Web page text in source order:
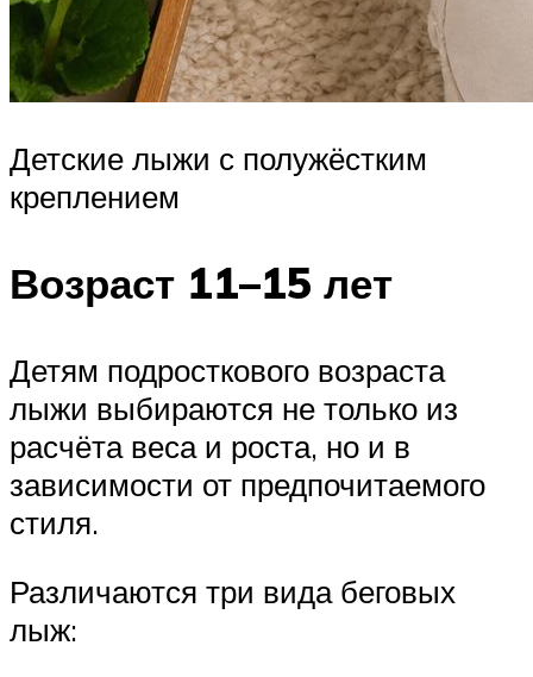
Детские лыжи с полужёстким
креплением
Возраст 11–15 лет
Детям подросткового возраста
лыжи выбираются не только из
расчёта веса и роста, но и в
зависимости от предпочитаемого
стиля.
Различаются три вида беговых
лыж: